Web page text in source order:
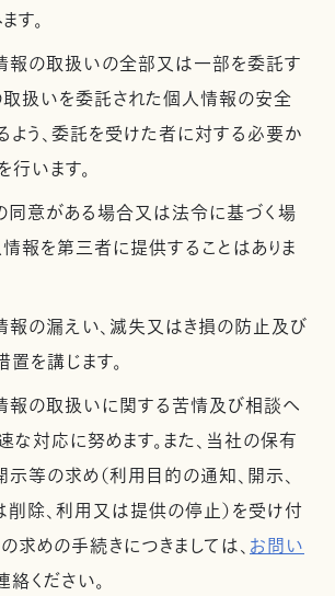
す。
報の取扱いの全部又は一部を委託す
取扱いを委託された個人情報の安全
よう、委託を受けた者に対する必要か
います。
同意がある場合又は法令に基づく場
報を第三者に提供することはありま
報の漏えい、滅失又はき損の防止及び
を講じます。
報の取扱いに関する苦情及び相談へ
対応に努めます。また、当社の保有
等の求め（利用目的の通知、開示、
削除、利用又は提供の停止）を受け付
求めの手続きにつきましては、お問い
絡ください。